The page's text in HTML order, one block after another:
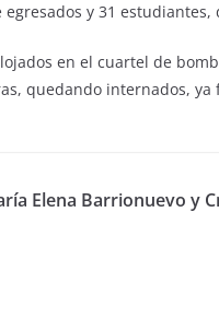
y 31 estudiantes,
en el cuartel de
quedando internados,
Elena Barrionuevo y